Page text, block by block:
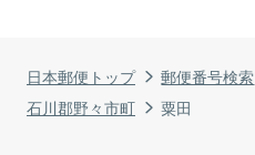
日本郵便トップ 郵便番号検索
石川郡野々市町
粟田